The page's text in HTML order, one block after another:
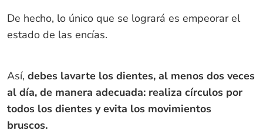
De hecho, lo único que se logrará es empeorar el
estado de las encías.
Así, debes lavarte los dientes, al menos dos veces
al día, de manera adecuada: realiza círculos por
todos los dientes y evita los movimientos
bruscos.